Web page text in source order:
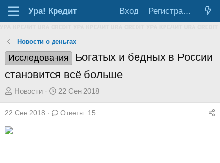
Ура! Кредит Вход Регистрация
Новости о деньгах
Исследования
Богатых и бедных в России
становится всё больше
А
в
т
Новости
Д
а
т
22 Сен 2018
22 Сен 2018 Ответы: 15